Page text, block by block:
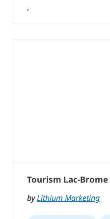
,
Tourism Lac-Brome
byLithium Marketing